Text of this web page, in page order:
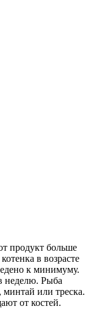
продукт больше
в возрасте
к минимуму.
неделю. Рыба
или треска.
от костей.